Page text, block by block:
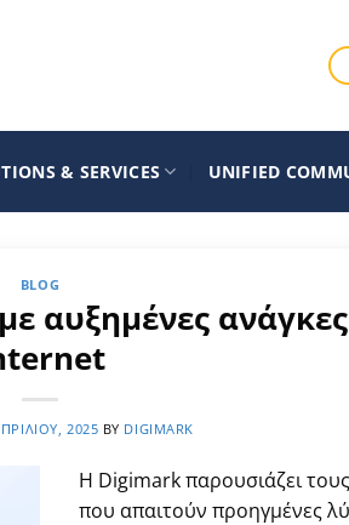
& SERVICES UNIFIED
BLOG
αυξημένες
2025 BY DIGIMARK
Η Digimark παρουσιάζει
που απαιτούν προηγμένες